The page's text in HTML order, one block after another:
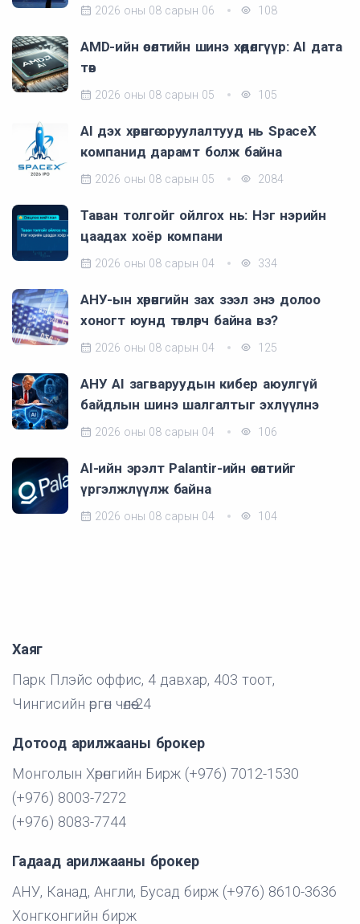
2026 оны 08 сарын 06 108
AMD-ийн өсөлтийн шинэ хөдөлгүүр: AI дата
төв
2026 оны 08 сарын 05 105
AI дэх хөрөнгө оруулалтууд нь SpaceX
компанид дарамт болж байна
2026 оны 08 сарын 05 2084
Таван толгойг ойлгох нь: Нэг нэрийн
цаадах хоёр компани
2026 оны 08 сарын 04 334
АНУ-ын хөрөнгийн зах зээл энэ долоо
хоногт юунд төвлөрч байна вэ?
2026 оны 08 сарын 04 125
АНУ AI загваруудын кибер аюулгүй
байдлын шинэ шалгалтыг эхлүүлнэ
2026 оны 08 сарын 04 106
AI-ийн эрэлт Palantir-ийн өсөлтийг
үргэлжлүүлж байна
2026 оны 08 сарын 04 104
Хаяг
Парк Плэйс оффис, 4 давхар, 403 тоот,
Чингисийн өргөн чөлөө-24
Дотоод арилжааны брокер
Монголын Хөрөнгийн Бирж (+976) 7012-1530
(+976) 8003-7272
(+976) 8083-7744
Гадаад арилжааны брокер
АНУ, Канад, Англи, Бусад бирж (+976) 8610-3636
Хонгконгийн бирж